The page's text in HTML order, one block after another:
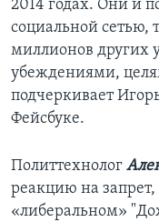
2014 годах. Они и
социальной сетью,
миллионов других
убеждениями,
подчеркивает
Фейсбуке.
Политтехнолог
реакцию на
«либеральном»